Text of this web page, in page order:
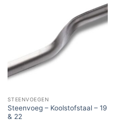
STEENVOEGEN
Steenvoeg – Koolstofstaal – 19
& 22